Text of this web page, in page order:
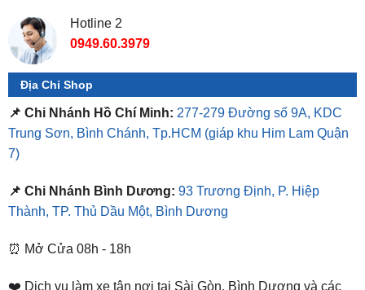
Địa Chỉ Shop
📌 Chi Nhánh Hồ Chí Minh: 277-279 Đường số 9A, KDC
Trung Sơn, Bình Chánh, Tp.HCM
7)
📌 Chi Nhánh Bình Dương:
⏰ Mở Cửa 08h - 18h
❤️ Dịch vụ làm xe tận nơi tại Sài Gòn, Bình Dương và các